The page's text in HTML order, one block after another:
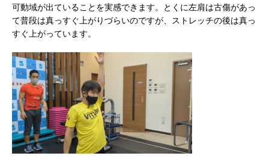
可動域が出ていることを実感できます。とくに左肩は古傷があっ
て普段は真っすぐ上がりづらいのですが、ストレッチの後は真っ
すぐ上がっています。